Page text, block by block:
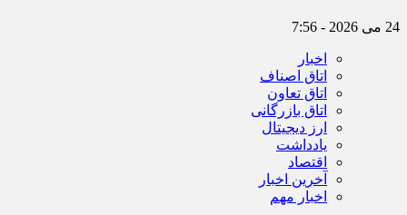
24 می 2026 - 7:56
اخبار
اتاق اصناف
اتاق تعاون
اتاق بازرگانی
ارز دیجیتال
یادداشت
اقتصاد
آخرین اخبار
اخبار مهم